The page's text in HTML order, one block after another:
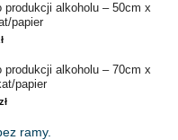
alkoholu – 50cm x
papier
alkoholu – 70cm x
papier
zł
ramy.